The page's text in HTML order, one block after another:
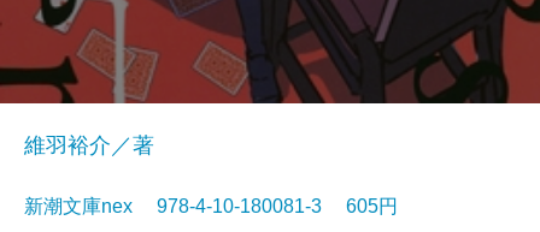
維羽裕介／著
新潮文庫nex 978-4-10-180081-3 605円